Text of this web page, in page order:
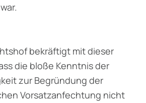
bekräftigt mit dieser
die bloße Kenntnis der
zur Begründung der
Vorsatzanfechtung nicht